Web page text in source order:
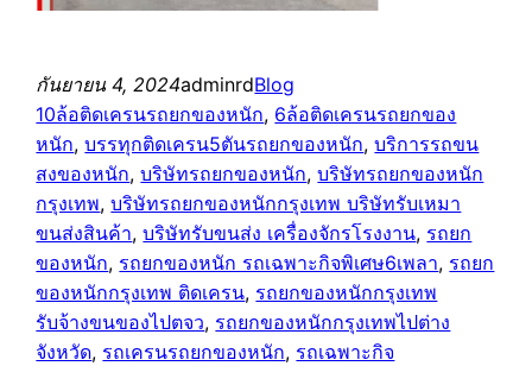
กันยายน 4, 2024adminrdBlog
10ล้อติดเครนรถยกของหนัก, 6ล้อติดเครนรถยกของ
หนัก, บรรทุกติดเครน5ตันรถยกของหนัก, บริการรถขน
สงของหนัก, บริษัทรถยกของหนัก, บริษัทรถยกของหนัก
กรุงเทพ, บริษัทรถยกของหนักกรุงเทพ บริษัทรับเหมา
ขนส่งสินค้า, บริษัทรับขนส่ง เครื่องจักรโรงงาน, รถยก
ของหนัก, รถยกของหนัก รถเฉพาะกิจพิเศษ6เพลา, รถยก
ของหนักกรุงเทพ ติดเครน, รถยกของหนักกรุงเทพ
รับจ้างขนของไปตจว, รถยกของหนักกรุงเทพไปต่าง
จังหวัด, รถเครนรถยกของหนัก, รถเฉพาะกิจ